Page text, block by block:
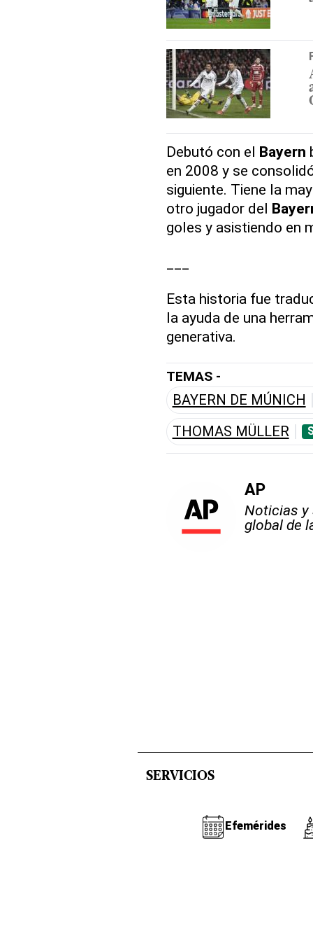
Debutó con el Bayern
en 2008 y se
siguiente. Tiene la
otro jugador del
goles y asistiendo en
Esta historia fue
la ayuda de una
generativa.
TEMAS -
BAYERN DE MÚNICH
THOMAS MÜLLER
AP
Noticias y
global de
SERVICIOS
Efemérides